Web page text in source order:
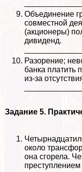
Объединение
совместной
(акционеры)
дивиденд.
Разорение;
банка платить
из-за
Задание 5.
около
она сгорела.